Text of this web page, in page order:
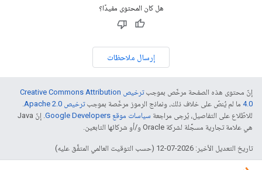
هل كان المحتوى مفيدًا؟
إرسال ملاحظات
إنّ محتوى هذه الصفحة مرخّص بموجب
ترخيص Creative Commons Attribution
4.0‏ ما لم يُنصّ على خلاف ذلك، ونماذج الرموز مرخّصة بموجبترخيص Apache 2.0‏
.
للاطّلاع على التفاصيل، يُرجى مراجعة سياسات موقع Google Developers‏
. إنّ Java
هي علامة تجارية مسجَّلة لشركة Oracle و/أو شركائها التابعين.
تاريخ التعديل الأخير: 2026-07-12 (حسب التوقيت العالمي المتفَّق عليه)